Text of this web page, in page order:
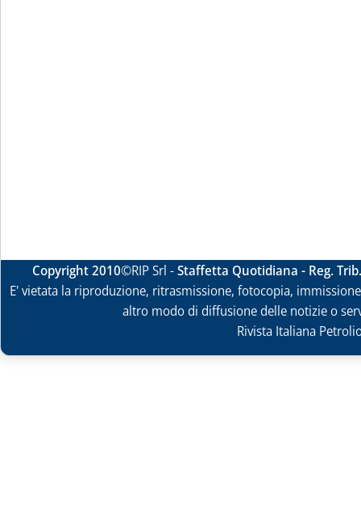
Copyright 2010©RIP Srl -Staffetta Quotidiana - Reg.
E' vietata la riproduzione, ritrasmissione, fotocopia,
altro modo di diffusione delle notizie o
Rivista Italiana